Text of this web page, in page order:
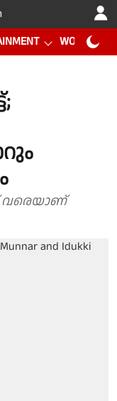
WORLD CUP